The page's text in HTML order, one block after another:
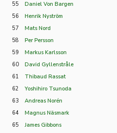
55
Daniel Von Bargen
56
Henrik Nyström
57
Mats Nord
58
Per Persson
59
Markus Karlsson
60
David Gyllenstråle
61
Thibaud Rassat
62
Yoshihiro Tsunoda
63
Andreas Norén
64
Magnus Näsmark
65
James Gibbons